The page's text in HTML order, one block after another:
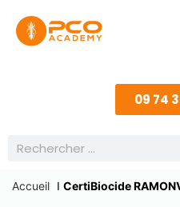
09 74
Accueil I CertiBiocide